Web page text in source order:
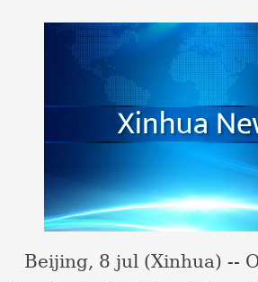
Beijing, 8 jul (Xinhua) --